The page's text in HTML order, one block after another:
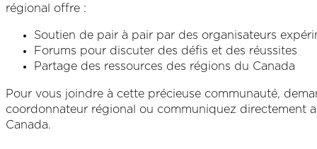
régional offre :
Soutien de pair à pair par des organisateurs
Forums pour discuter des défis et des réussites
Partage des ressources des régions du Canada
Pour vous joindre à cette précieuse communauté,
coordonnateur régional ou communiquez directement
Canada.